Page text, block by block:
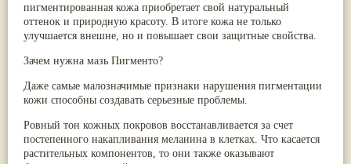
пигментированная кожа приобретает свой натуральный
оттенок и природную красоту. В итоге кожа не только
улучшается внешне, но и повышает свои защитные свойства.
Зачем нужна мазь Пигменто?
Даже самые малозначимые признаки нарушения пигментации
кожи способны создавать серьезные проблемы.
Ровный тон кожных покровов восстанавливается за счет
постепенного накапливания меланина в клетках. Что касается
растительных компонентов, то они также оказывают
(11)
Алойное дерево
(10)
Пармелия(10)
Ашока(9)
Вишня гималайская(9)
Мурва (9)
Птерокарпус мешковидный(9)
Юстиция сосудистая/Васака(9)